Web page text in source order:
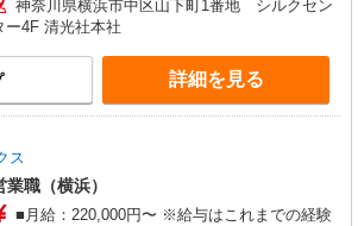
神奈川県横浜市中区山下町1番地 シルクセン
ー4F 清光社本社
詳細を見る
ス
業職（横浜）
■月給：220,000円〜 ※給与はこれまでの経験